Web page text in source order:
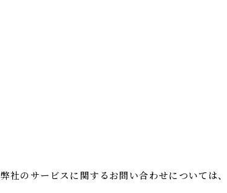
弊社のサービスに関するお問い合わせについては